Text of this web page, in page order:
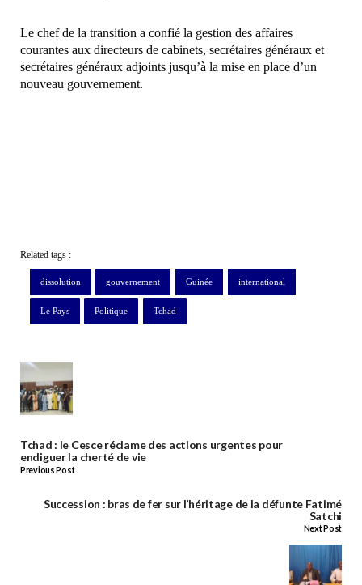
Le chef de la transition a confié la gestion des affaires
courantes aux directeurs de cabinets, secrétaires généraux et
secrétaires généraux adjoints jusqu’à la mise en place d’un
nouveau gouvernement.
Related tags :
dissolution gouvernement Guinée international
Le Pays Politique Tchad
Tchad : le Cesce réclame des actions urgentes pour
endiguer la cherté de vie
Previous Post
Succession : bras de fer sur l’héritage de la défunte Fatimé
Satchi
Next Post